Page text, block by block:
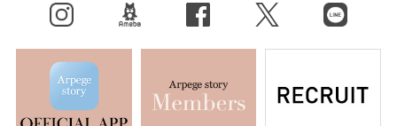
X（旧Twitter） LINE